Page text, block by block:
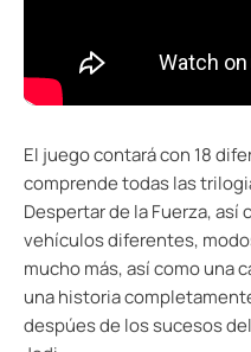
El juego contará con 18
comprende todas las
Despertar de la Fuerza, así
vehículos diferentes,
mucho más, así como una
una historia
despúes de los sucesos